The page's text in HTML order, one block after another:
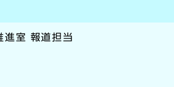
室 報道担当